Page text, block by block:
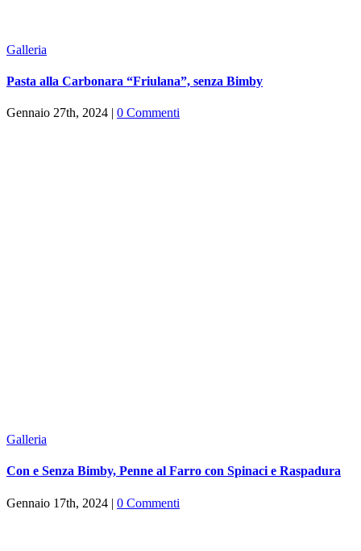
Galleria
Pasta alla Carbonara “Friulana”, senza Bimby
Gennaio 27th, 2024 | 0 Commenti
Galleria
Con e Senza Bimby, Penne al Farro con Spinaci e Raspadura
Gennaio 17th, 2024 | 0 Commenti